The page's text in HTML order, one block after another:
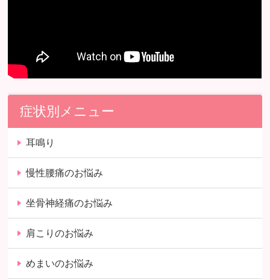
症状別メニュー
耳鳴り
慢性腰痛のお悩み
坐骨神経痛のお悩み
肩こりのお悩み
めまいのお悩み